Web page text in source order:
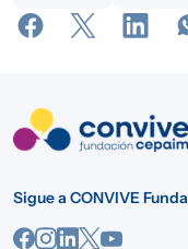
Sigue a CONVIVE